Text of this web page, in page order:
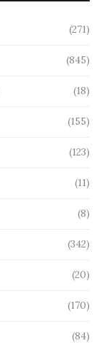
(271)
(845)
(18)
(155)
(123)
(11)
(8)
(342)
(20)
(170)
(84)